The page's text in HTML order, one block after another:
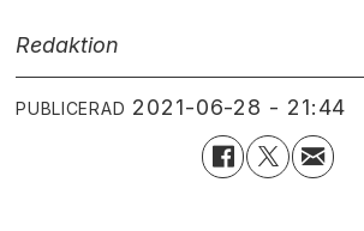
Redaktion
PUBLICERAD 2021-06-28 - 21:44